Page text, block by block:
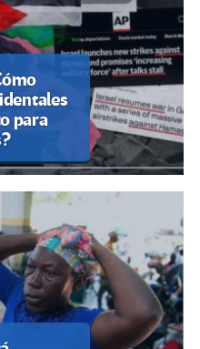
para